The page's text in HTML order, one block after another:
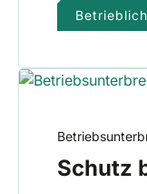
Schutz